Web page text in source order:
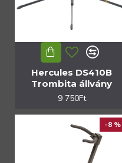
Hercules DS410B
Trombita állvány
9 750Ft
-8 %